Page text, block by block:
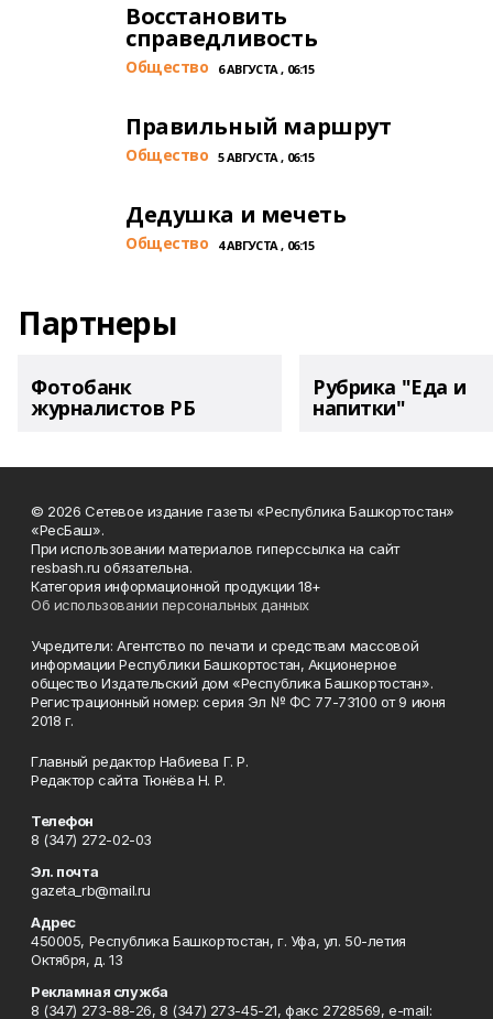
Восстановить
справедливость
Общество 6 АВГУСТА , 06:15
Правильный маршрут
Общество 5 АВГУСТА , 06:15
Дедушка и мечеть
Общество 4 АВГУСТА , 06:15
Партнеры
Фотобанк
журналистов РБ
Рубрика "Еда и
напитки"
© 2026 Сетевое издание газеты «Республика Башкортостан»
«РесБаш».
При использовании материалов гиперссылка на сайт
resbash.ru обязательна.
Категория информационной продукции 18+
Об использовании персональных данных
Учредители: Агентство по печати и средствам массовой
информации Республики Башкортостан, Акционерное
общество Издательский дом «Республика Башкортостан».
Регистрационный номер: серия Эл № ФС 77-73100 от 9 июня
2018 г.
Главный редактор Набиева Г. Р.
Редактор сайта Тюнёва Н. Р.
Телефон
8 (347) 272-02-03
Эл. почта
gazeta_rb@mail.ru
Адрес
450005, Республика Башкортостан, г. Уфа, ул. 50-летия
Октября, д. 13
Рекламная служба
8 (347) 273-88-26, 8 (347) 273-45-21, факс 2728569, e-mail: